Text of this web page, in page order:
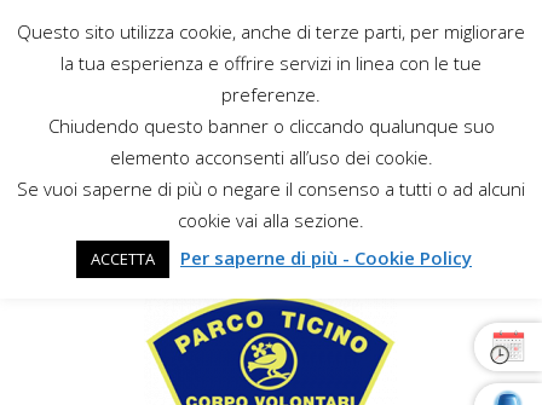
Questo sito utilizza cookie, anche di terze parti, per migliorare
la tua esperienza e offrire servizi in linea con le tue
preferenze.
Chiudendo questo banner o cliccando qualunque suo
elemento acconsenti all’uso dei cookie.
Se vuoi saperne di più o negare il consenso a tutti o ad alcuni
cookie vai alla sezione.
ACCETTA Per saperne di più - Cookie Policy